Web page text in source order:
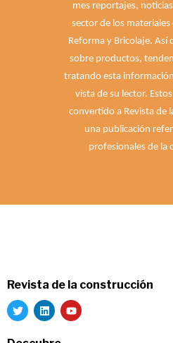
mes reportajes,
sector de los
Reforma y Bricolaje. Así
sobre productos,
tratando esta
vista de su lector.
convertido a Revista de
una publicación
profesionales de la
Revista de la construcción